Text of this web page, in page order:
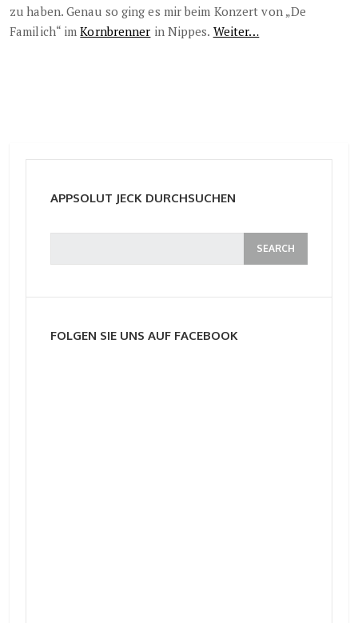
zu haben. Genau so ging es mir beim Konzert von „De
Familich“ imKornbrenner in Nippes. Weiter…
APPSOLUT JECK DURCHSUCHEN
FOLGEN SIE UNS AUF FACEBOOK